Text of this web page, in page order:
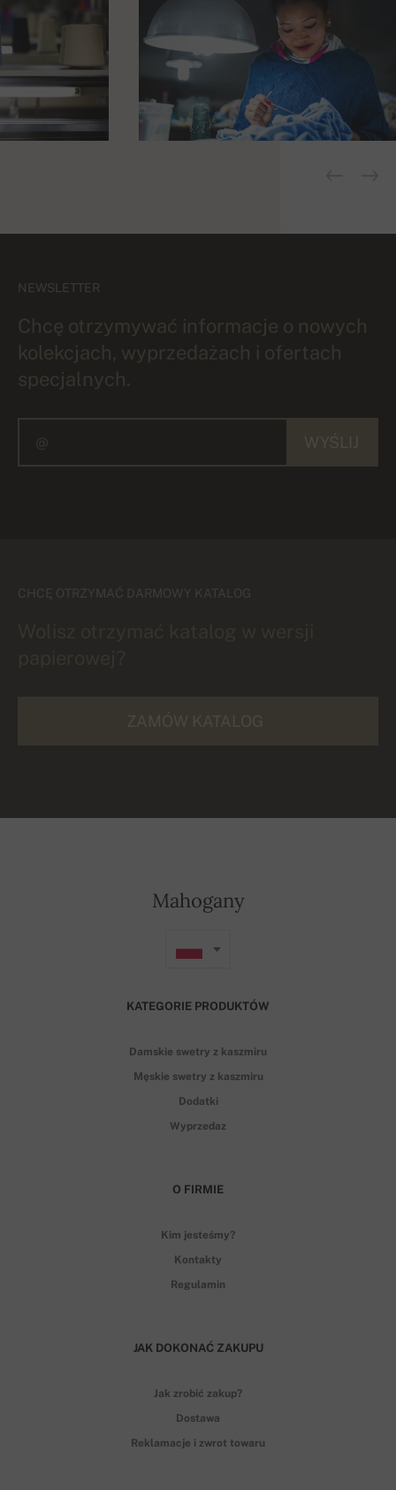
NEWSLETTER
Chcę otrzymywać informacje o nowych
kolekcjach, wyprzedażach i ofertach
specjalnych.
CHCĘ OTRZYMAĆ DARMOWY KATALOG
Mahogany
KATEGORIE PRODUKTÓW
Damskie swetry z kaszmiru
Męskie swetry z kaszmiru
Dodatki
Wyprzedaz
O FIRMIE
Kim jesteśmy?
Kontakty
Regulamin
JAK DOKONAĆ ZAKUPU
Jak zrobić zakup?
Dostawa
Reklamacje i zwrot towaru